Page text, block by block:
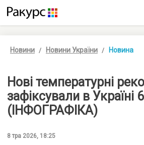
Новини Новини України Новина
Нові температурні
зафіксували в Україні
(ІНФОГРАФІКА)
8 тра 2026, 18:25